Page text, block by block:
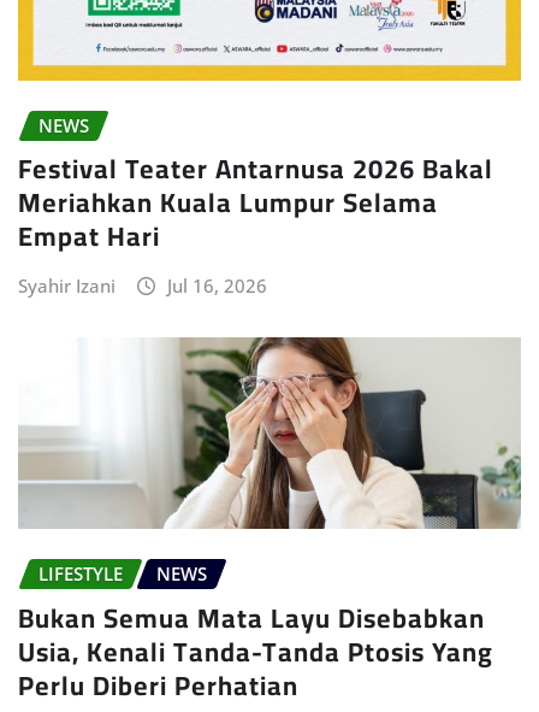
NEWS
Festival Teater Antarnusa 2026 Bakal
Meriahkan Kuala Lumpur Selama
Empat Hari
Syahir Izani Jul 16, 2026
LIFESTYLE NEWS
Bukan Semua Mata Layu Disebabkan
Usia, Kenali Tanda-Tanda Ptosis Yang
Perlu Diberi Perhatian